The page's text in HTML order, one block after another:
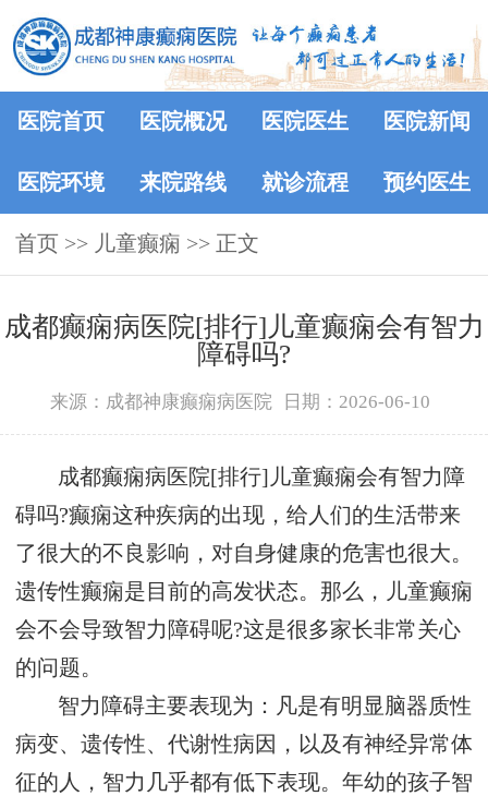
医院首页 医院概况 医院医生 医院新闻
医院环境 来院路线 就诊流程 预约医生
首页 >> 儿童癫痫 >> 正文
成都癫痫病医院[排行]儿童癫痫会有智力
障碍吗?
来源：成都神康癫痫病医院 日期：2026-06-10
成都癫痫病医院[排行]儿童癫痫会有智力障
碍吗?癫痫这种疾病的出现，给人们的生活带来
了很大的不良影响，对自身健康的危害也很大。
遗传性癫痫是目前的高发状态。那么，儿童癫痫
会不会导致智力障碍呢?这是很多家长非常关心
的问题。
智力障碍主要表现为：凡是有明显脑器质性
病变、遗传性、代谢性病因，以及有神经异常体
征的人，智力几乎都有低下表现。年幼的孩子智